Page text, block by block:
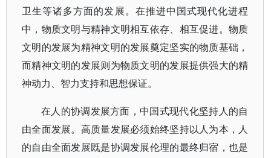
卫生等诸多方面的发展。在推进中国式现代化进程
中，物质文明与精神文明相互依存、相互促进。物质
文明的发展为精神文明的发展奠定坚实的物质基础，
而精神文明的发展则为物质文明的发展提供强大的精
神动力、智力支持和思想保证。
在人的协调发展方面，中国式现代化坚持人的自
由全面发展。高质量发展必须始终坚持以人为本，人
的自由全面发展既是协调发展伦理的最终归宿，也是